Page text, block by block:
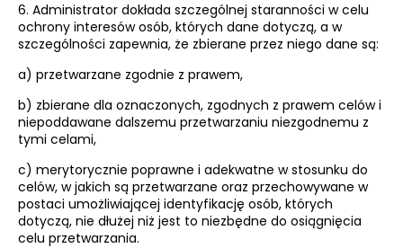
6. Administrator dokłada szczególnej staranności w celu
ochrony interesów osób, których dane dotyczą, a w
szczególności zapewnia, że zbierane przez niego dane są:
a) przetwarzane zgodnie z prawem,
b) zbierane dla oznaczonych, zgodnych z prawem celów i
niepoddawane dalszemu przetwarzaniu niezgodnemu z
tymi celami,
c) merytorycznie poprawne i adekwatne w stosunku do
celów, w jakich są przetwarzane oraz przechowywane w
postaci umożliwiającej identyfikację osób, których
dotyczą, nie dłużej niż jest to niezbędne do osiągnięcia
celu przetwarzania.